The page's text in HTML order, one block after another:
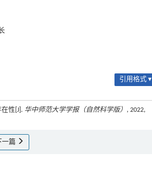
引用格式 ▾
性[J]. 华中师范大学学报（自然科学版） , 2022,
一篇